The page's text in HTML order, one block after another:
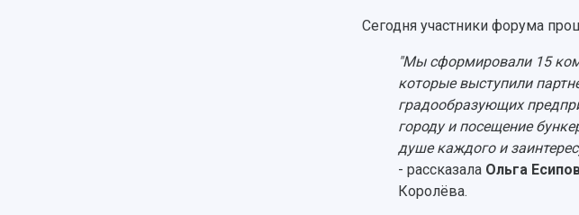
Сегодня участники форума
"Мы сформировали 15
которые выступили
градообразующих
городу и посещение
душе каждого и
- рассказала Ольга
Королёва.